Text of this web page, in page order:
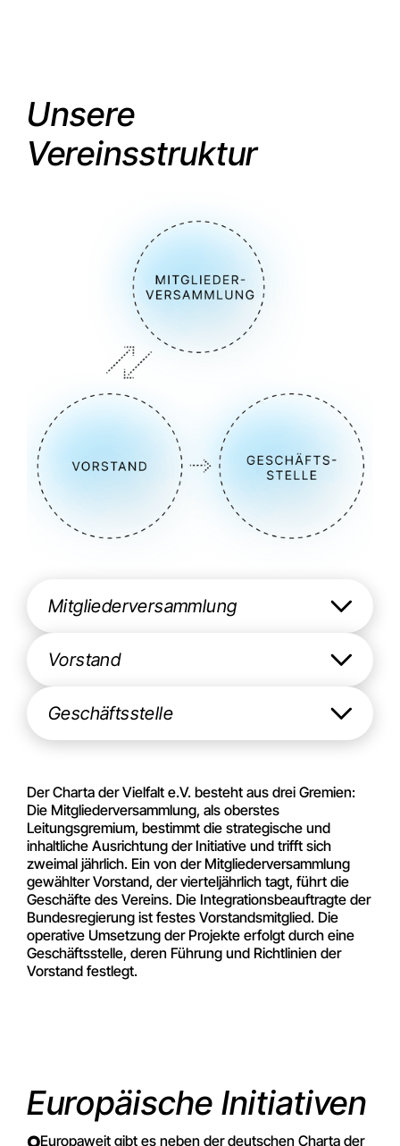
Unsere
Vereinsstruktur
Mitgliederversammlung
Vorstand
Geschäftsstelle
Der Charta der Vielfalt e.V. besteht aus drei Gremien:
Die Mitgliederversammlung, als oberstes
Leitungsgremium, bestimmt die strategische und
inhaltliche Ausrichtung der Initiative und trifft sich
zweimal jährlich. Ein von der Mitgliederversammlung
gewählter Vorstand, der vierteljährlich tagt, führt die
Geschäfte des Vereins. Die Integrationsbeauftragte der
Bundesregierung ist festes Vorstandsmitglied. Die
operative Umsetzung der Projekte erfolgt durch eine
Geschäftsstelle, deren Führung und Richtlinien der
Vorstand festlegt.
Europäische Initiativen
Europaweit gibt es neben der deutschen Charta der